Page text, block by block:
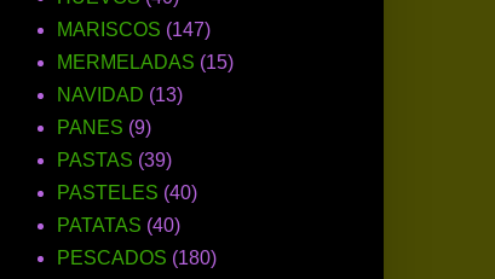
MARISCOS (147)
MERMELADAS (15)
NAVIDAD (13)
PANES (9)
PASTAS (39)
PASTELES (40)
PATATAS (40)
PESCADOS (180)